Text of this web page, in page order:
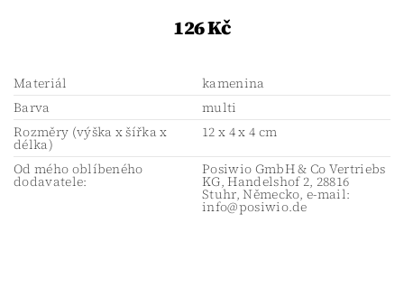
126 Kč
Materiál
kamenina
Barva
multi
Rozměry (výška x šířka x
délka)
12 x 4 x 4 cm
Od mého oblíbeného
dodavatele:
Posiwio GmbH & Co Vertriebs
KG, Handelshof 2, 28816
Stuhr, Německo, e-mail:
info@posiwio.de